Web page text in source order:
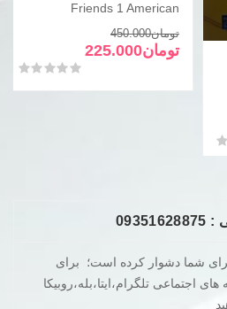
Friends 1 American
تومان450.000قیمت
اصلی
تومان450.000
تومان225.000
قیمت
فعلی
تومان225.000
امتیاز0از 5
برای شما دشوار کرده است؛ برای
اجتماعی تلگرام،ایتا،بله،روبیکا